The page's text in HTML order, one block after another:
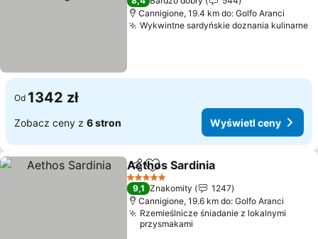
Cannigione, 19.4 km do: Golfo Aranci
Wykwintne sardyńskie doznania kulinarne
Od 1342 zł
Zobacz ceny z 6 stron Wyświetl ceny
Udostępnij
Dodaj do ulubionych
Aethos Sardinia
5 Kategoria
9,1 Znakomity
1247
Cannigione, 19.6 km do: Golfo Aranci
Rzemieślnicze śniadanie z lokalnymi
przysmakami